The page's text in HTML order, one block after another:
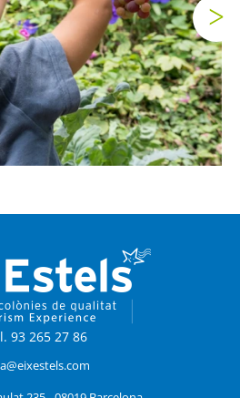
93 265 27 86